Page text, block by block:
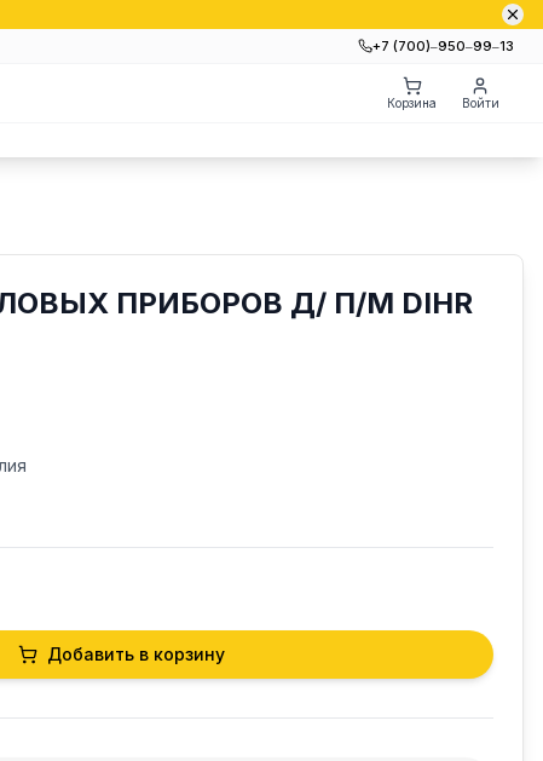
+7 (700)‒950‒99‒13
Корзина Войти
ПРИБОРОВ Д/ П/М DIHR
Добавить в корзину